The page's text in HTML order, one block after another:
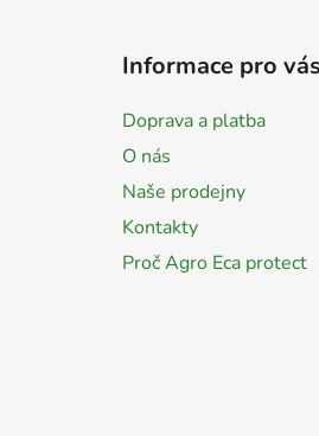
Informace pro vás
Doprava a platba
O nás
Naše prodejny
Kontakty
Proč Agro Eca protect